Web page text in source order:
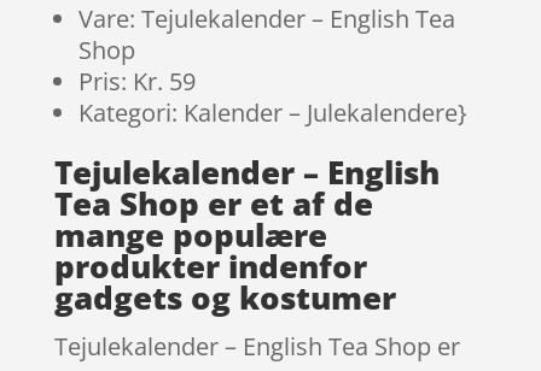
Vare: Tejulekalender – English Tea
Shop
Pris: Kr. 59
Kategori: Kalender – Julekalendere}
Tejulekalender – English
Tea Shop er et af de
mange populære
produkter indenfor
gadgets og kostumer
Tejulekalender – English Tea Shop er